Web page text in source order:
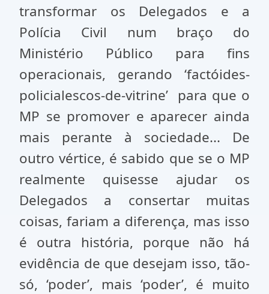
transformar os Delegados e a
Polícia Civil num braço do
Ministério Público para fins
operacionais, gerando ‘factóides-
policialescos-de-vitrine’ para que o
MP se promover e aparecer ainda
mais perante à sociedade... De
outro vértice, é sabido que se o MP
realmente quisesse ajudar os
Delegados a consertar muitas
coisas, fariam a diferença, mas isso
é outra história, porque não há
evidência de que desejam isso, tão-
só, ‘poder’, mais ‘poder’, é muito